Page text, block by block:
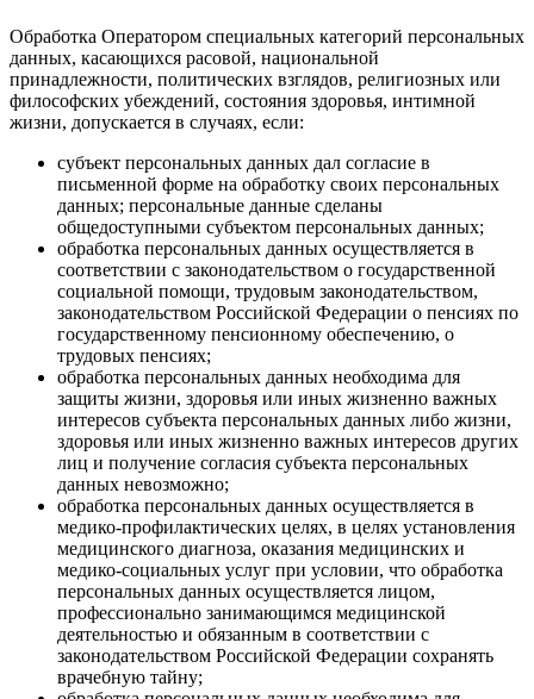
Обработка Оператором специальных категорий персональных
данных, касающихся расовой, национальной
принадлежности, политических взглядов, религиозных или
философских убеждений, состояния здоровья, интимной
жизни, допускается в случаях, если:
субъект персональных данных дал согласие в
письменной форме на обработку своих персональных
данных; персональные данные сделаны
общедоступными субъектом персональных данных;
обработка персональных данных осуществляется в
соответствии с законодательством о государственной
социальной помощи, трудовым законодательством,
законодательством Российской Федерации о пенсиях по
государственному пенсионному обеспечению, о
трудовых пенсиях;
обработка персональных данных необходима для
защиты жизни, здоровья или иных жизненно важных
интересов субъекта персональных данных либо жизни,
здоровья или иных жизненно важных интересов других
лиц и получение согласия субъекта персональных
данных невозможно;
обработка персональных данных осуществляется в
медико-профилактических целях, в целях установления
медицинского диагноза, оказания медицинских и
медико-социальных услуг при условии, что обработка
персональных данных осуществляется лицом,
профессионально занимающимся медицинской
деятельностью и обязанным в соответствии с
законодательством Российской Федерации сохранять
врачебную тайну;